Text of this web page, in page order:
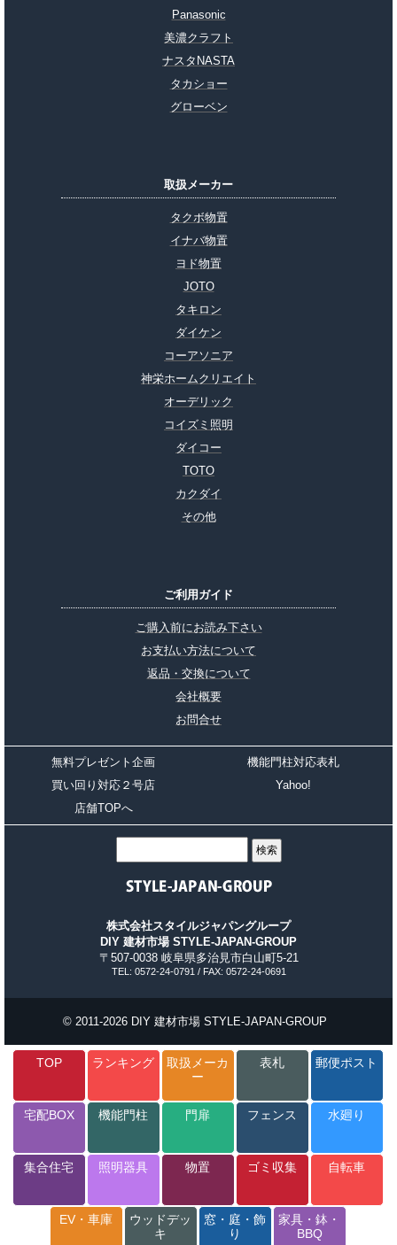
Panasonic
美濃クラフト
ナスタNASTA
タカショー
グローベン
取扱メーカー
タクボ物置
イナバ物置
ヨド物置
JOTO
タキロン
ダイケン
コーアソニア
神栄ホームクリエイト
オーデリック
コイズミ照明
ダイコー
TOTO
カクダイ
その他
ご利用ガイド
ご購入前にお読み下さい
お支払い方法について
返品・交換について
会社概要
お問合せ
無料プレゼント企画
機能門柱対応表札
買い回り対応２号店
Yahoo!
店舗TOPへ
株式会社スタイルジャパングループ
DIY 建材市場 STYLE-JAPAN-GROUP
〒507-0038 岐阜県多治見市白山町5-21
TEL: 0572-24-0791 / FAX: 0572-24-0691
© 2011-2026 DIY 建材市場 STYLE-JAPAN-GROUP
TOP ランキング
取扱メーカ
ー
表札 郵便ポスト
宅配BOX 機能門柱 門扉 フェンス 水廻り
集合住宅 照明器具 物置 ゴミ収集 自転車
EV・車庫
ウッドデッ
キ
窓・庭・飾
り
家具・鉢・
BBQ